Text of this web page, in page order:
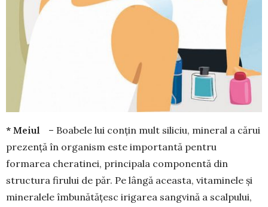
* Meiul – Boabele lui conțin mult siliciu, mi­ne­­ral a cărui
prezență în organism este importantă pentru
formarea cheratinei, principala compo­nen­tă din
structura firului de păr. Pe lângă aceasta, vitaminele și
mineralele îmbunătățesc irigarea sangvină a scalpului,